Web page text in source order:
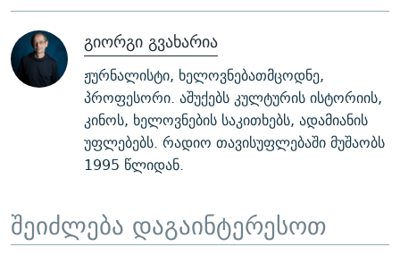
გიორგი გვახარია
ჟურნალისტი, ხელოვნებათმცოდნე,
პროფესორი. აშუქებს კულტურის ისტორიის,
კინოს, ხელოვნების საკითხებს, ადამიანის
უფლებებს. რადიო თავისუფლებაში მუშაობს
1995 წლიდან.
შეიძლება დაგაინტერესოთ